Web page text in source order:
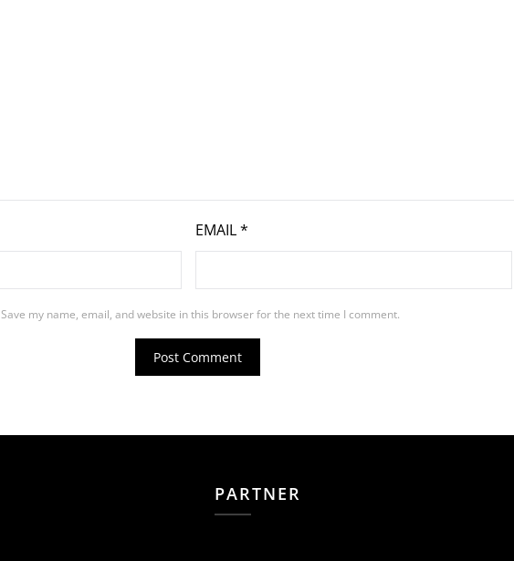
EMAIL*
Save my name, email, and website in this browser for the next time I comment.
PARTNER